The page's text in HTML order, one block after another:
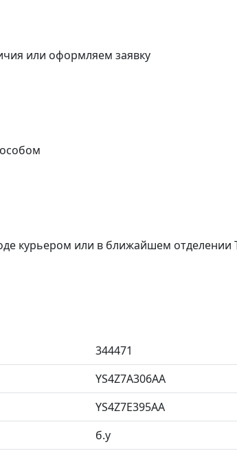
или оформляем заявку
курьером или в ближайшем отделении
344471
YS4Z7A306AA
YS4Z7E395AA
б.у